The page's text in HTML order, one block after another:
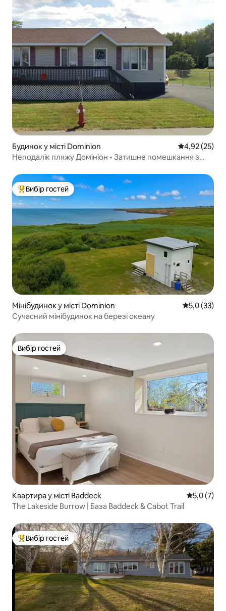
Будинок у місті Dominion Середня
4,92 (25)
Неподалік пляжу Домініон • Затишне помешкання з
Топ вибір гостей
Вибір гостей
Мінібудинок у місті Dominion Середня
5,0 (33)
Сучасний мінібудинок на березі океану
Вибір гостей
Вибір гостей
Квартира у місті Baddeck Середня
5,0 (7)
The Lakeside Burrow | База Baddeck & Cabot Trail
Топ вибір гостей
Вибір гостей